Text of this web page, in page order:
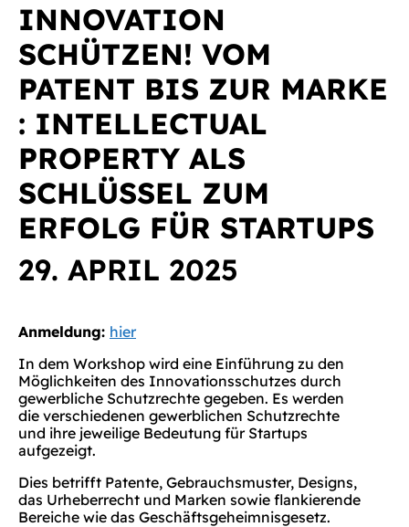
INNOVATION
SCHÜTZEN! VOM
PATENT BIS ZUR MARKE
: INTELLECTUAL
PROPERTY ALS
SCHLÜSSEL ZUM
ERFOLG FÜR STARTUPS
29. APRIL 2025
Anmeldung: hier
In dem Workshop wird eine Einführung zu den
Möglichkeiten des Innovationsschutzes durch
gewerbliche Schutzrechte gegeben. Es werden
die verschiedenen gewerblichen Schutzrechte
und ihre jeweilige Bedeutung für Startups
aufgezeigt.
Dies betrifft Patente, Gebrauchsmuster, Designs,
das Urheberrecht und Marken sowie flankierende
Bereiche wie das Geschäftsgeheimnisgesetz.